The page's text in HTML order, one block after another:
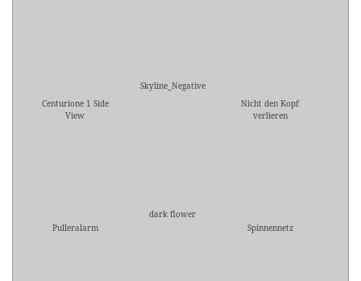
Centurione 1 Side
View
Skyline_Negative
Nicht den Kopf
verlieren
Pulleralarm
dark flower
Spinnennetz